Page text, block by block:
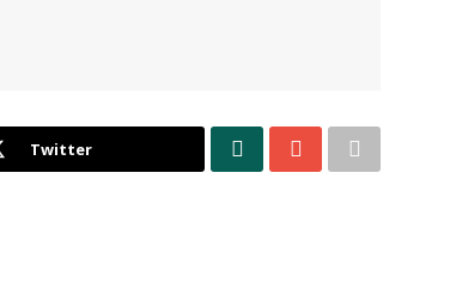
Twitter